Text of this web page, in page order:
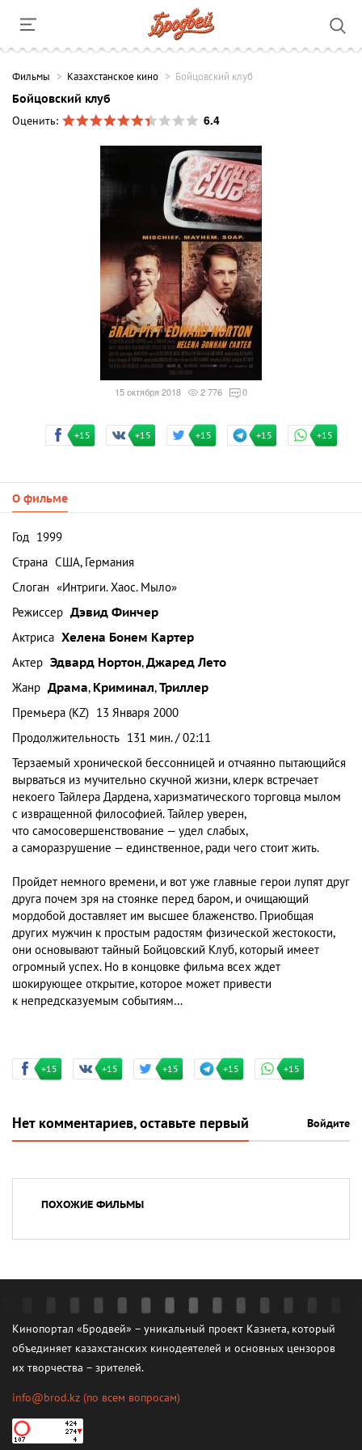
Фильмы Казахстанское кино Бойцовский клуб
Бойцовский клуб
Оценить:
6.4
15 октября 2018 2 776 0
+15 +15 +15 +15 +15
О фильме
Год 1999
Страна США, Германия
Слоган «Интриги. Хаос. Мыло»
Режиссер Дэвид Финчер
Актриса Хелена Бонем Картер
Актер Эдвард Нортон,Джаред Лето
Жанр Драма, Криминал,Триллер
Премьера (KZ) 13 Января 2000
Продолжительность 131 мин. / 02:11
Терзаемый хронической бессонницей и отчаянно пытающийся
вырваться из мучительно скучной жизни, клерк встречает
некоего Тайлера Дардена, харизматического торговца мылом
с извращенной философией. Тайлер уверен,
что самосовершенствование — удел слабых,
а саморазрушение — единственное, ради чего стоит жить.
Пройдет немного времени, и вот уже главные герои лупят друг
друга почем зря на стоянке перед баром, и очищающий
мордобой доставляет им высшее блаженство. Приобщая
других мужчин к простым радостям физической жестокости,
они основывают тайный Бойцовский Клуб, который имеет
огромный успех. Но в концовке фильма всех ждет
шокирующее открытие, которое может привести
к непредсказуемым событиям…
+15 +15 +15 +15 +15
Нет комментариев, оставьте первый Войдите
ПОХОЖИЕ ФИЛЬМЫ
Кинопортал «Бродвей» – уникальный проект Казнета, который
объединяет казахстанских кинодеятелей и основных цензоров
их творчества – зрителей.
info@brod.kz (по всем вопросам)